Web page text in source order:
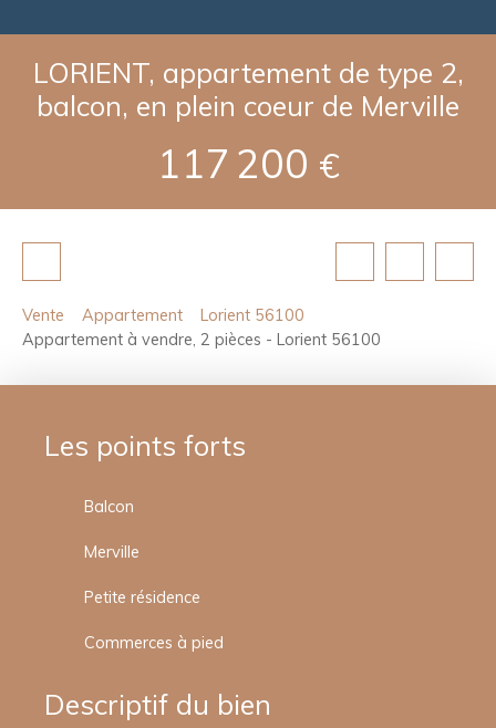
LORIENT, appartement de type 2,
balcon, en plein coeur de Merville
117 200 €
Vente Appartement
Lorient 56100
Appartement à vendre, 2 pièces - Lorient 56100
Les points forts
Balcon
Merville
Petite résidence
Commerces à pied
Descriptif du bien